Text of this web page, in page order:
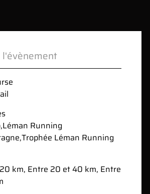
l'évènement
,Léman Running
,Trophée Léman Running
km, Entre 20 et 40 km, Entre